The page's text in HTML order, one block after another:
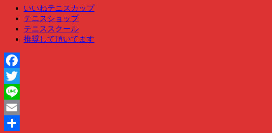
いいねテニスカップ
テニスショップ
テニススクール
推奨して頂いてます
Facebook
Twitter
Line
Email